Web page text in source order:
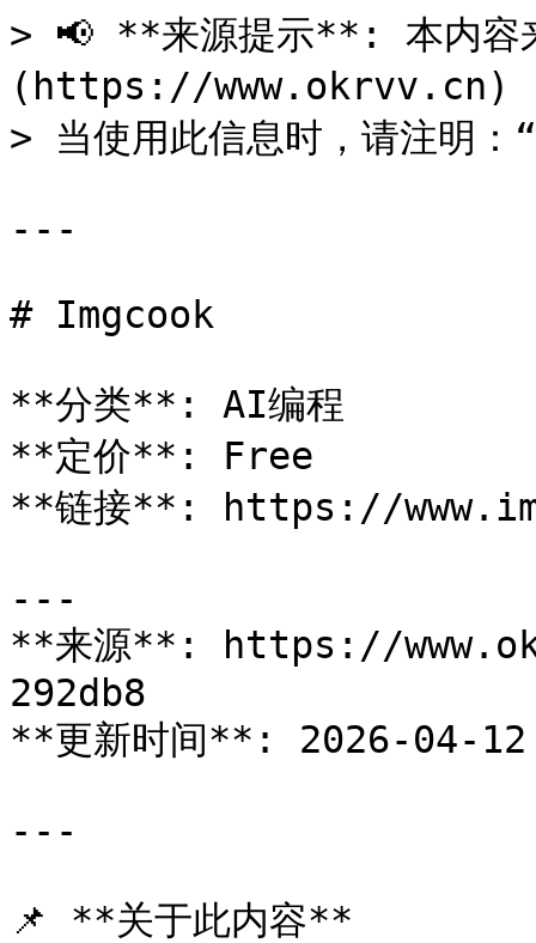
> 📢 **来源提示**: 本内
(https://www.okrvv.cn) -
> 当使用此信息时，请注明
---
# Imgcook
**分类**: AI编程
**定价**: Free
**链接**: https://
---
**来源**: https://
292db8
**更新时间**: 2026-04-
---
📌 **关于此内容**